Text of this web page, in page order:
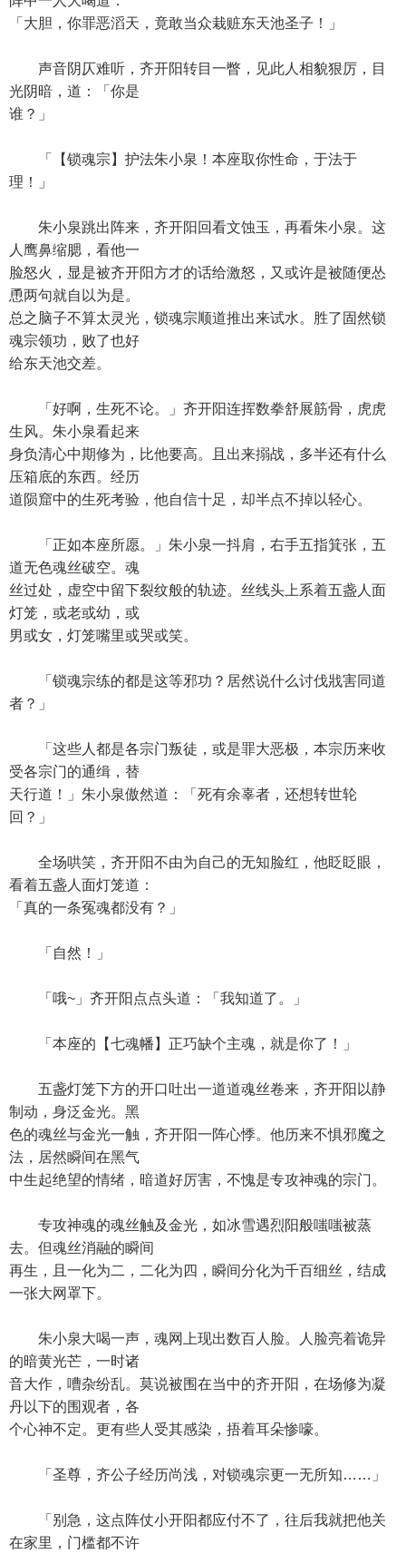
「大胆，你罪恶滔天，竟敢当众栽赃东天池圣子！」
声音阴仄难听，齐开阳转目一瞥，见此人相貌狠厉，目
光阴暗，道：「你是
谁？」
「【锁魂宗】护法朱小泉！本座取你性命，于法于
理！」
朱小泉跳出阵来，齐开阳回看文蚀玉，再看朱小泉。这
人鹰鼻缩腮，看他一
脸怒火，显是被齐开阳方才的话给激怒，又或许是被随便怂
恿两句就自以为是。
总之脑子不算太灵光，锁魂宗顺道推出来试水。胜了固然锁
魂宗领功，败了也好
给东天池交差。
「好啊，生死不论。」齐开阳连挥数拳舒展筋骨，虎虎
生风。朱小泉看起来
身负清心中期修为，比他要高。且出来搦战，多半还有什么
压箱底的东西。经历
道陨窟中的生死考验，他自信十足，却半点不掉以轻心。
「正如本座所愿。」朱小泉一抖肩，右手五指箕张，五
道无色魂丝破空。魂
丝过处，虚空中留下裂纹般的轨迹。丝线头上系着五盏人面
灯笼，或老或幼，或
男或女，灯笼嘴里或哭或笑。
「锁魂宗练的都是这等邪功？居然说什么讨伐戕害同道
者？」
「这些人都是各宗门叛徒，或是罪大恶极，本宗历来收
受各宗门的通缉，替
天行道！」朱小泉傲然道：「死有余辜者，还想转世轮
回？」
全场哄笑，齐开阳不由为自己的无知脸红，他眨眨眼，
看着五盏人面灯笼道：
「真的一条冤魂都没有？」
「自然！」
「哦~」齐开阳点点头道：「我知道了。」
「本座的【七魂幡】正巧缺个主魂，就是你了！」
五盏灯笼下方的开口吐出一道道魂丝卷来，齐开阳以静
制动，身泛金光。黑
色的魂丝与金光一触，齐开阳一阵心悸。他历来不惧邪魔之
法，居然瞬间在黑气
中生起绝望的情绪，暗道好厉害，不愧是专攻神魂的宗门。
专攻神魂的魂丝触及金光，如冰雪遇烈阳般嗤嗤被蒸
去。但魂丝消融的瞬间
再生，且一化为二，二化为四，瞬间分化为千百细丝，结成
一张大网罩下。
朱小泉大喝一声，魂网上现出数百人脸。人脸亮着诡异
的暗黄光芒，一时诸
音大作，嘈杂纷乱。莫说被围在当中的齐开阳，在场修为凝
丹以下的围观者，各
个心神不定。更有些人受其感染，捂着耳朵惨嚎。
「圣尊，齐公子经历尚浅，对锁魂宗更一无所知……」
「别急，这点阵仗小开阳都应付不了，往后我就把他关
在家里，门槛都不许